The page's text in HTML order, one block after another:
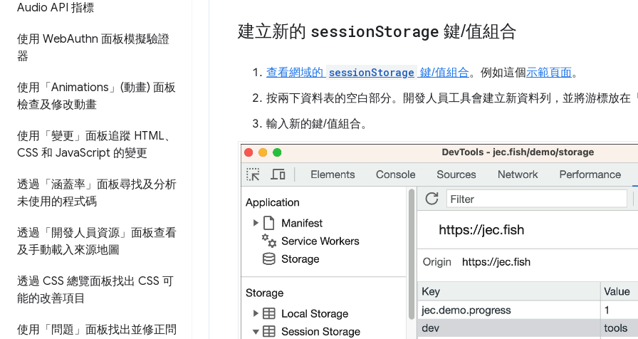
Audio API 指標
使用 WebAuthn 面板模擬驗證
器
使用「Animations」(動畫) 面板
檢查及修改動畫
使用「變更」面板追蹤 HTML、
CSS 和 JavaScript 的變更
透過「涵蓋率」面板尋找及分析
未使用的程式碼
透過「開發人員資源」面板查看
及手動載入來源地圖
透過 CSS 總覽面板找出 CSS 可
能的改善項目
使用「問題」面板找出並修正問
建立新的 sessionStorage 鍵/值組合
查看網域的 sessionStorage 鍵/值組合。例如這個示範頁面。
按兩下資料表的空白部分。開發人員工具會建立新資料列，並將游標放在
輸入新的鍵/值組合。